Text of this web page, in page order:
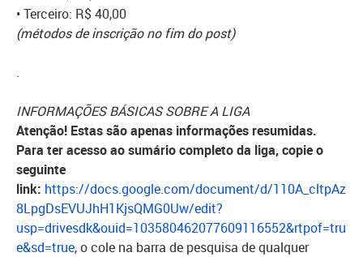
• Terceiro: R$ 40,00
(métodos de inscrição no fim do post)
.
INFORMAÇÕES BÁSICAS SOBRE A LIGA
Atenção! Estas são apenas informações resumidas.
Para ter acesso ao sumário completo da liga, copie o
seguinte
link: https://docs.google.com/document/d/110A_cltpAz
8LpgDsEVUJhH1KjsQMG0Uw/edit?
usp=drivesdk&ouid=103580462077609116552&rtpof=tru
e&sd=true, o cole na barra de pesquisa de qualquer